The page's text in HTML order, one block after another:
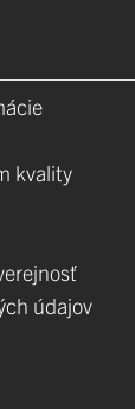
kvality
údajov